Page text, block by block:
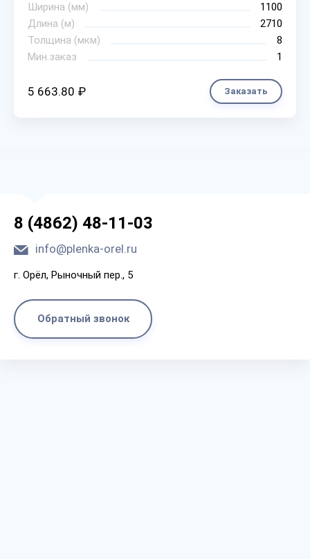
Ширина (мм)
1100
Длина (м)
2710
Толщина (мкм)
8
Мин.заказ
1
5 663.80 ₽ Заказать
8 (4862) 48-11-03
info@plenka-orel.ru
г. Орёл, Рыночный пер., 5
Обратный звонок